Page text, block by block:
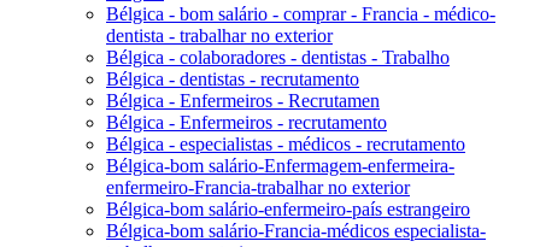
Bélgica - bom salário - comprar - Francia - médico-
dentista - trabalhar no exterior
Bélgica - colaboradores - dentistas - Trabalho
Bélgica - dentistas - recrutamento
Bélgica - Enfermeiros - Recrutamen
Bélgica - Enfermeiros - recrutamento
Bélgica - especialistas - médicos - recrutamento
Bélgica-bom salário-Enfermagem-enfermeira-
enfermeiro-Francia-trabalhar no exterior
Bélgica-bom salário-enfermeiro-país estrangeiro
Bélgica-bom salário-Francia-médicos especialista-